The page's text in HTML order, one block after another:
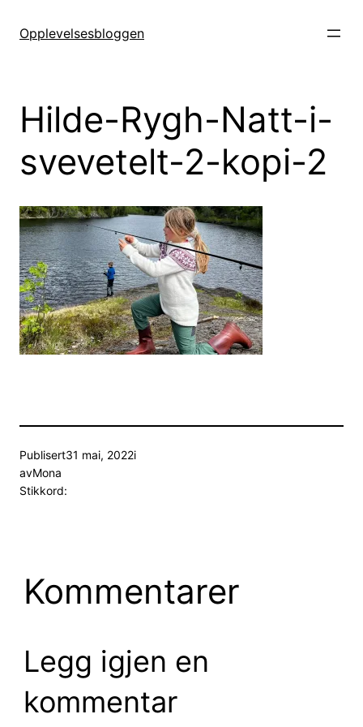
Opplevelsesbloggen
Hilde-Rygh-Natt-i-
svevetelt-2-kopi-2
Publisert31 mai, 2022i
avMona
Stikkord:
Kommentarer
Legg igjen en
kommentar